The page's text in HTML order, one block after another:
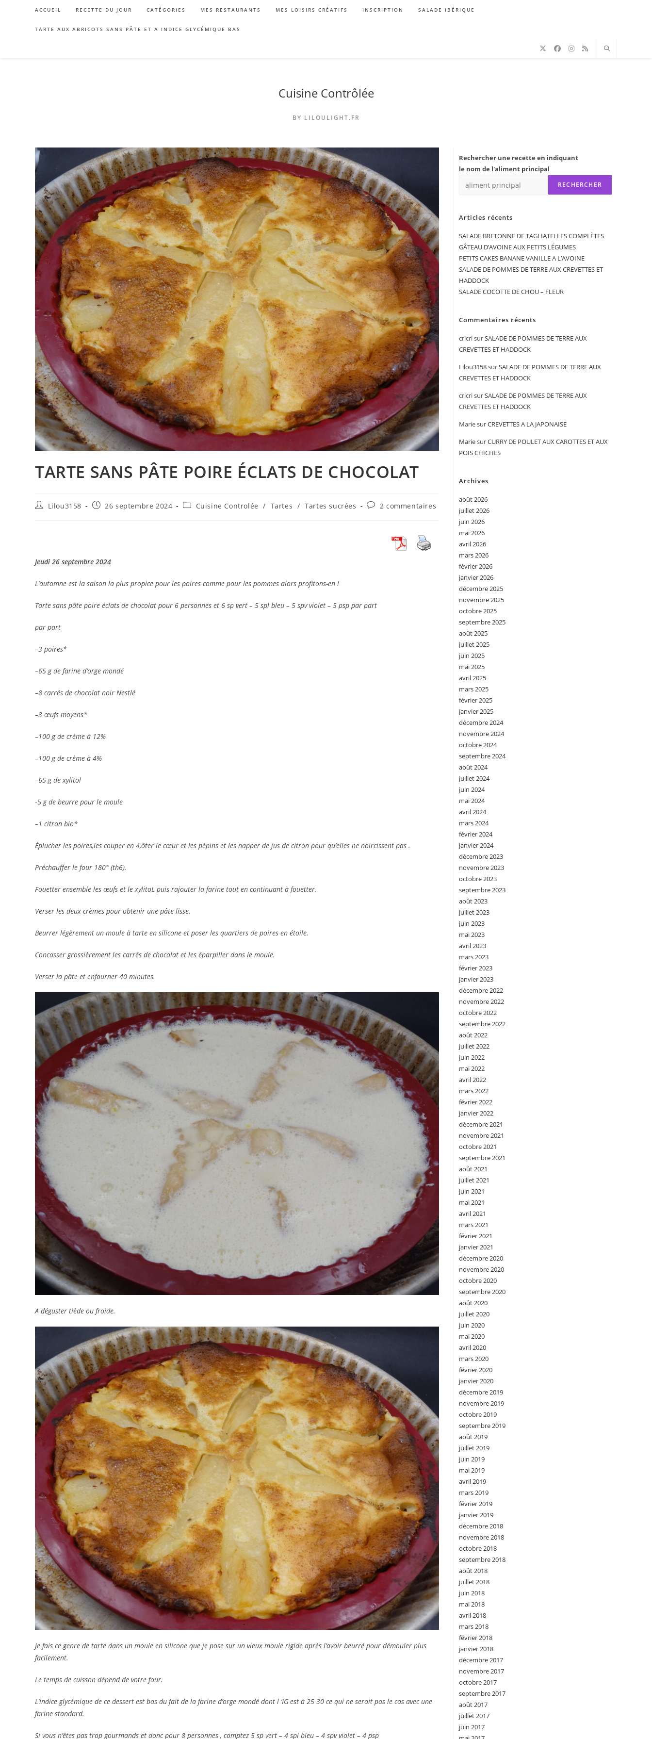
ACCUEIL RECETTE DU JOUR CATÉGORIES MES RESTAURANTS MES LOISIRS CRÉATIFS INSCRIPTION SALADE IBÉRIQUE
TARTE AUX ABRICOTS SANS PÂTE ET A INDICE GLYCÉMIQUE BAS
Cuisine Contrôlée
BY LILOULIGHT.FR
TARTE SANS PÂTE POIRE ÉCLATS DE CHOCOLAT
Auteur/autrice
Lilou3158
Publication
26 septembre 2024
PostCuisine Controlée / Tartes / Tartes sucrées
Commentaires
2 commentaires
Jeudi 26 septembre 2024
L’automne est la saison la plus propice pour les poires comme pour les pommes alors profitons-en !
Tarte sans pâte poire éclats de chocolat pour 6 personnes et 6 sp vert – 5 spl bleu – 5 spv violet – 5 psp par part
par part
–3 poires*
–65 g de farine d’orge mondé
–8 carrés de chocolat noir Nestlé
–3 œufs moyens*
–100 g de crème à 12%
–100 g de crème à 4%
–65 g de xylitol
-5 g de beurre pour le moule
–1 citron bio*
Éplucher les poires,les couper en 4,ôter le cœur et les pépins et les napper de jus de citron pour qu’elles ne noircissent pas .
Préchauffer le four 180° (th6).
Fouetter ensemble les œufs et le xylitoL puis rajouter la farine tout en continuant à fouetter.
Verser les deux crèmes pour obtenir une pâte lisse.
Beurrer légèrement un moule à tarte en silicone et poser les quartiers de poires en étoile.
Concasser grossièrement les carrés de chocolat et les éparpiller dans le moule.
Verser la pâte et enfourner 40 minutes.
A déguster tiède ou froide.
Je fais ce genre de tarte dans un moule en silicone que je pose sur un vieux moule rigide après l’avoir beurré pour démouler plus
facilement.
Le temps de cuisson dépend de votre four.
L’indice glycémique de ce dessert est bas du fait de la farine d’orge mondé dont l ‘IG est à 25 30 ce qui ne serait pas le cas avec une
farine standard.
Si vous n’êtes pas trop gourmands et donc pour 8 personnes , comptez 5 sp vert – 4 spl bleu – 4 spv violet – 4 psp
Rechercher une recette en indiquant
le nom de l'aliment principal
RECHERCHER
Articles récents
SALADE BRETONNE DE TAGLIATELLES COMPLÈTES
GÂTEAU D’AVOINE AUX PETITS LÉGUMES
PETITS CAKES BANANE VANILLE A L’AVOINE
SALADE DE POMMES DE TERRE AUX CREVETTES ET
HADDOCK
SALADE COCOTTE DE CHOU – FLEUR
Commentaires récents
cricrisurSALADE DE POMMES DE TERRE AUX
CREVETTES ET HADDOCK
Lilou3158surSALADE DE POMMES DE TERRE AUX
CREVETTES ET HADDOCK
cricrisurSALADE DE POMMES DE TERRE AUX
CREVETTES ET HADDOCK
MariesurCREVETTES A LA JAPONAISE
MariesurCURRY DE POULET AUX CAROTTES ET AUX
POIS CHICHES
Archives
août 2026
juillet 2026
juin 2026
mai 2026
avril 2026
mars 2026
février 2026
janvier 2026
décembre 2025
novembre 2025
octobre 2025
septembre 2025
août 2025
juillet 2025
juin 2025
mai 2025
avril 2025
mars 2025
février 2025
janvier 2025
décembre 2024
novembre 2024
octobre 2024
septembre 2024
août 2024
juillet 2024
juin 2024
mai 2024
avril 2024
mars 2024
février 2024
janvier 2024
décembre 2023
novembre 2023
octobre 2023
septembre 2023
août 2023
juillet 2023
juin 2023
mai 2023
avril 2023
mars 2023
février 2023
janvier 2023
décembre 2022
novembre 2022
octobre 2022
septembre 2022
août 2022
juillet 2022
juin 2022
mai 2022
avril 2022
mars 2022
février 2022
janvier 2022
décembre 2021
novembre 2021
octobre 2021
septembre 2021
août 2021
juillet 2021
juin 2021
mai 2021
avril 2021
mars 2021
février 2021
janvier 2021
décembre 2020
novembre 2020
octobre 2020
septembre 2020
août 2020
juillet 2020
juin 2020
mai 2020
avril 2020
mars 2020
février 2020
janvier 2020
décembre 2019
novembre 2019
octobre 2019
septembre 2019
août 2019
juillet 2019
juin 2019
mai 2019
avril 2019
mars 2019
février 2019
janvier 2019
décembre 2018
novembre 2018
octobre 2018
septembre 2018
août 2018
juillet 2018
juin 2018
mai 2018
avril 2018
mars 2018
février 2018
janvier 2018
décembre 2017
novembre 2017
octobre 2017
septembre 2017
août 2017
juillet 2017
juin 2017